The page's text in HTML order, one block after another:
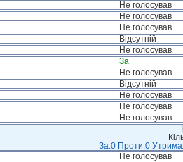
Не голосував
Не голосував
Не голосував
Відсутній
Не голосував
За
Не голосував
Відсутній
Не голосував
Не голосував
Не голосував
За:0 Проти:0
Не голосував